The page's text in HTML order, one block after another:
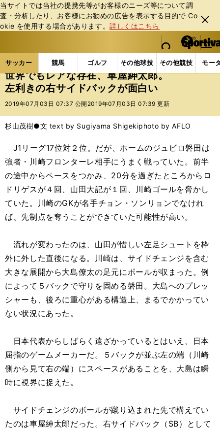
当サイトでは当社の提携先等がお客様のニーズ等について調
査・分析したり、お客様にお勧めの広告を表⽰する⽬的で Co
okie を使⽤する場合があります。詳しくはこちら
閉じ
る
web Sportiva (webスポルティーバ)
検索
マイペ
ー
ジ
メニュ
サッカー 競馬 ゴルフ その他球技 その他競技 モー
ス
ポ
ル
バ
サッカーの記事一覧 Jリーグ他 Jリーグ 世界で
世界でもレアな存在、車屋紳太郎。
左利きの右サイドバックが面白い
2019年07月03日 07:37 公開 2019年07月03日 07:39 更新
杉山茂樹●文 text by Sugiyama Shigekiphoto by AFLO
J1リーグ17位対２位。だが、ホームのジュビロ磐田は
強者・川崎フロンターレ相手にうまく戦っていた。前半
の途中からペースをつかみ、20分を過ぎたところからロ
ドリゲスが４回、山田大記が１回、川崎ゴールを脅かし
ていた。川崎のGKが名手チョン・ソンリョンでなけれ
ば、先制点を奪うことができていた可能性が高い。
流れが変わったのは、山田が惜しい左足シュートを枠
外に外した直後になる。川崎は、サイドチェンジを含む
大きな展開から大島僚太の足元にボールが収まった。例
によって５バックで守りを固める磐田。大島へのプレッ
シャーも、後ろに重心がある構造上、まるでかかってい
ない状況にあった。
日本代表からしばらく遠ざかっているとはいえ、日本
屈指のゲームメーカーだ。５バックが並ぶ左の端（川崎
側から見て右の端）にスペースがあることを、大島は瞬
時に視界に捉えた。
サイドチェンジのボールが蹴り込まれた先で構えてい
たのは車屋紳太郎だった。右サイドバック（SB）として